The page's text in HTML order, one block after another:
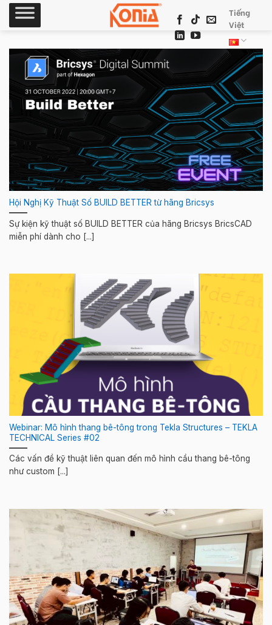
Skip
Tiếng
Việt
Hội Nghị Kỹ Thuật Số BUILD BETTER từ hãng Bricsys
Sự kiện kỹ thuật số BUILD BETTER của hãng Bricsys BricsCAD
miễn phí dành cho [...]
Webinar: Mô hình thang bê-tông trong Tekla Structures – TEKLA
TECHNICAL Series #02
Các vấn đề kỹ thuật liên quan đến mô hình cầu thang bê-tông
như custom [...]